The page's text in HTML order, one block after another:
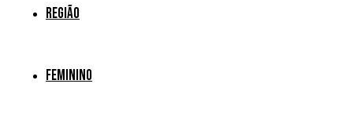
Região
Feminino